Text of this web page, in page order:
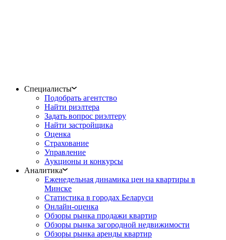
Специалисты
Подобрать агентство
Найти риэлтера
Задать вопрос риэлтеру
Найти застройщика
Оценка
Страхование
Управление
Аукционы и конкурсы
Аналитика
Еженедельная динамика цен на квартиры в
Минске
Статистика в городах Беларуси
Онлайн-оценка
Обзоры рынка продажи квартир
Обзоры рынка загородной недвижимости
Обзоры рынка аренды квартир